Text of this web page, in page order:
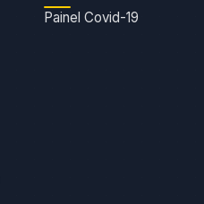
Painel Covid-19